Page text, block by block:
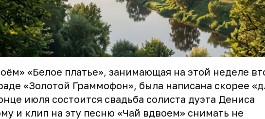
«Белое платье», занимающая на этой неделе
«Золотой Граммофон», была написана скорее
июля состоится свадьба солиста дуэта Дениса
и клип на эту песню «Чай вдвоем» снимать не